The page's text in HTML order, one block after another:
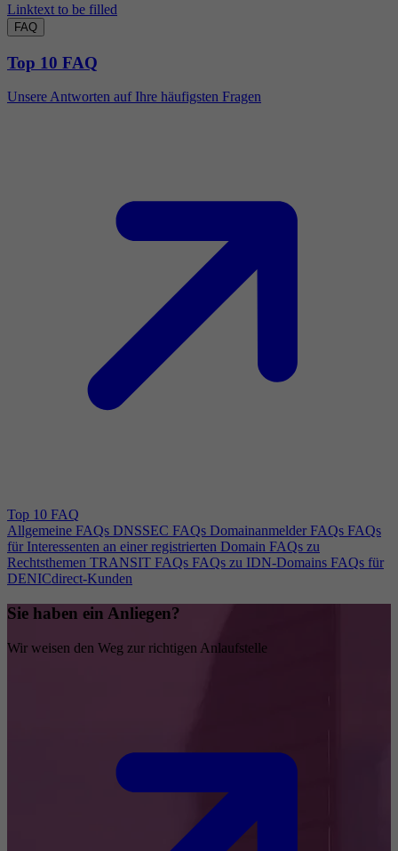
Linktext to be filled
FAQ
Top 10 FAQ
Unsere Antworten auf Ihre häufigsten Fragen
Top 10 FAQ
Allgemeine FAQs DNSSEC FAQs Domainanmelder FAQs FAQs
für Interessenten an einer registrierten Domain FAQs zu
Rechtsthemen TRANSIT FAQs FAQs zu IDN-Domains FAQs für
DENICdirect-Kunden
Sie haben ein Anliegen?
Wir weisen den Weg zur richtigen Anlaufstelle